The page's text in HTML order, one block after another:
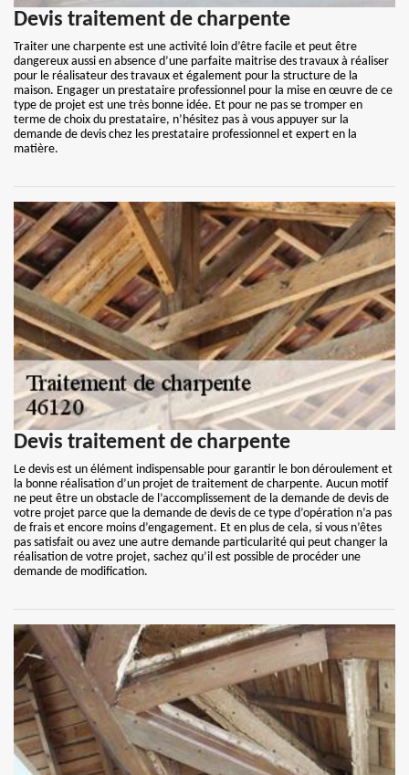
Devis traitement de charpente
Traiter une charpente est une activité loin d’être facile et peut être
dangereux aussi en absence d’une parfaite maitrise des travaux à réaliser
pour le réalisateur des travaux et également pour la structure de la
maison. Engager un prestataire professionnel pour la mise en œuvre de ce
type de projet est une très bonne idée. Et pour ne pas se tromper en
terme de choix du prestataire, n’hésitez pas à vous appuyer sur la
demande de devis chez les prestataire professionnel et expert en la
matière.
Devis traitement de charpente
Le devis est un élément indispensable pour garantir le bon déroulement et
la bonne réalisation d’un projet de traitement de charpente. Aucun motif
ne peut être un obstacle de l’accomplissement de la demande de devis de
votre projet parce que la demande de devis de ce type d’opération n’a pas
de frais et encore moins d’engagement. Et en plus de cela, si vous n’êtes
pas satisfait ou avez une autre demande particularité qui peut changer la
réalisation de votre projet, sachez qu’il est possible de procéder une
demande de modification.